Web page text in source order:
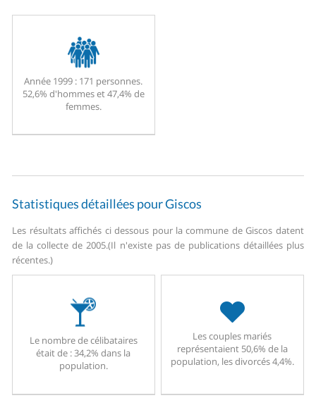
Année 1999 : 171 personnes.
52,6% d'hommes et 47,4% de
femmes.
Statistiques détaillées pour Giscos
Les résultats affichés ci dessous pour la commune de Giscos datent
de la collecte de 2005.(Il n'existe pas de publications détaillées plus
récentes.)
Le nombre de célibataires
était de : 34,2% dans la
population.
Les couples mariés
représentaient 50,6% de la
population, les divorcés 4,4%.